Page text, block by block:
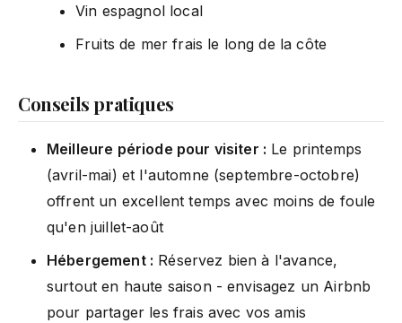
Vin espagnol local
Fruits de mer frais le long de la côte
Conseils pratiques
Meilleure période pour visiter : Le printemps
(avril-mai) et l'automne (septembre-octobre)
offrent un excellent temps avec moins de foule
qu'en juillet-août
Hébergement : Réservez bien à l'avance,
surtout en haute saison - envisagez un Airbnb
pour partager les frais avec vos amis